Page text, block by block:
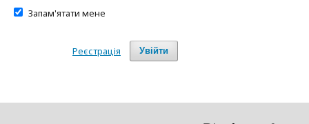
Запам'ятати мене
Увійти
Реєстрація